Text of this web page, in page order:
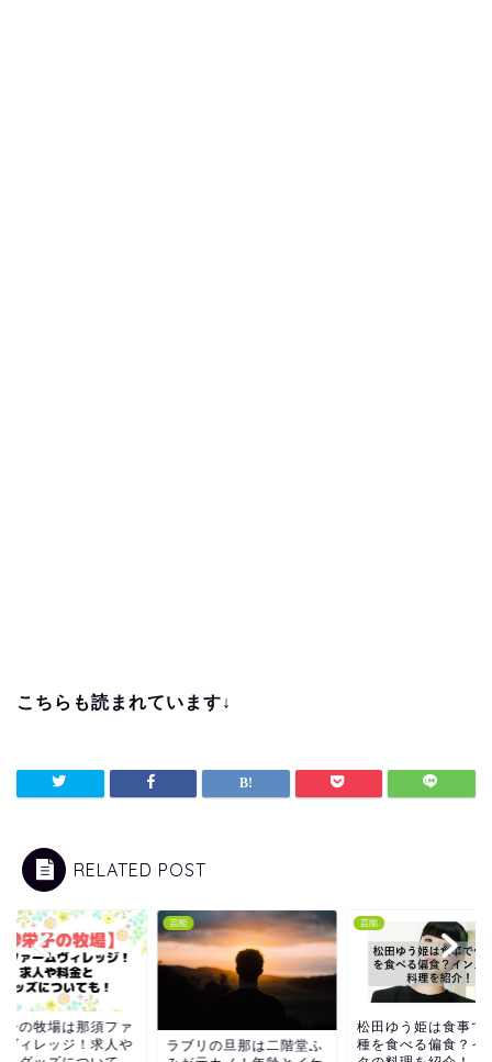
こちらも読まれています↓
RELATED POST
芸能
ラブリの旦那は二階堂ふ
芸能
松田ゆう姫は食事で骨や
種を食べる偏食？インス
芸能
広瀬すずコ
はどこ？姉